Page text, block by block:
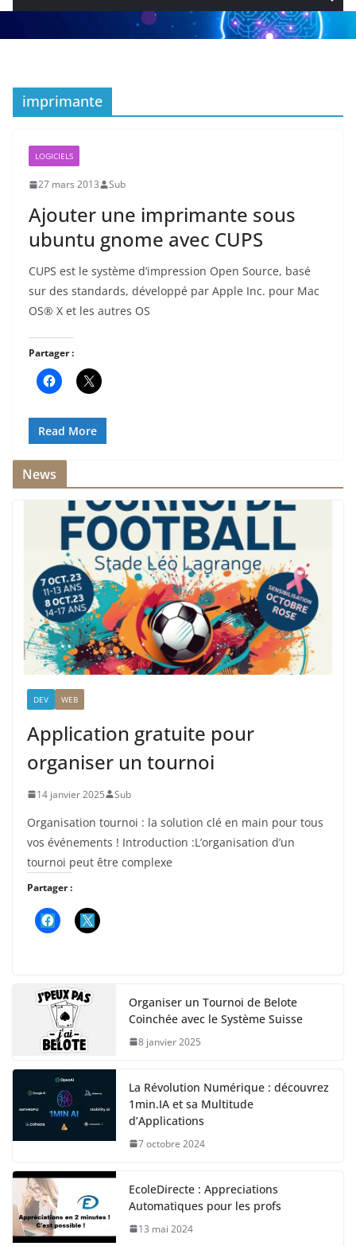
imprimante
LOGICIELS
27 mars 2013 Sub
Ajouter une imprimante sous
ubuntu gnome avec CUPS
CUPS est le système d’impression Open Source, basé
sur des standards, développé par Apple Inc. pour Mac
OS® X et les autres OS
Partager :
Read More
News
DEV WEB
Application gratuite pour
organiser un tournoi
14 janvier 2025 Sub
Organisation tournoi : la solution clé en main pour tous
vos événements ! Introduction :L’organisation d’un
tournoi peut être complexe
Partager :
Organiser un Tournoi de Belote
Coinchée avec le Système Suisse
8 janvier 2025
La Révolution Numérique : découvrez
1min.IA et sa Multitude
d’Applications
7 octobre 2024
EcoleDirecte : Appreciations
Automatiques pour les profs
13 mai 2024